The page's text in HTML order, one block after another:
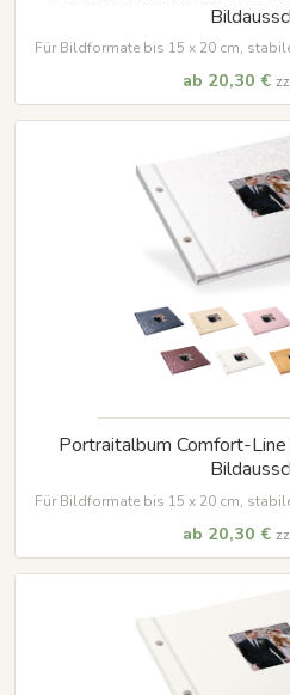
Für Bildformate bis 15 x 20 cm,
ab 20,30 €
Portraitalbum Comfort-
Für Bildformate bis 15 x 20 cm,
ab 20,30 €